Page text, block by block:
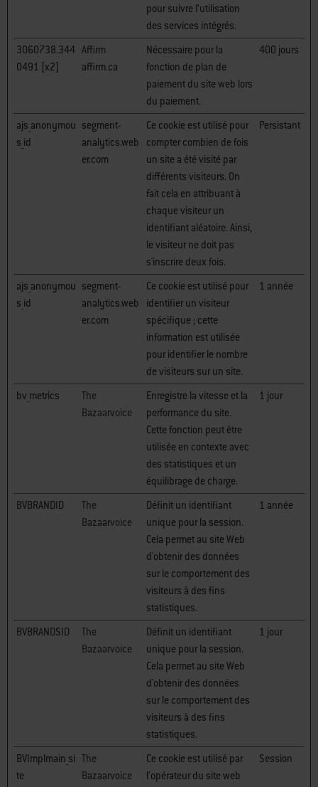
pour suivre l’utilisation
des services intégrés.
3060738.344
0491 [x2]
Affirm
affirm.ca
Nécessaire pour la
fonction de plan de
paiement du site web lors
du paiement.
400 jours
ajs_anonymou
s_id
segment-
analytics.web
er.com
Ce cookie est utilisé pour
compter combien de fois
un site a été visité par
différents visiteurs. On
fait cela en attribuant à
chaque visiteur un
identifiant aléatoire. Ainsi,
le visiteur ne doit pas
s'inscrire deux fois.
Persistant
ajs_anonymou
s_id
segment-
analytics.web
er.com
Ce cookie est utilisé pour
identifier un visiteur
spécifique ; cette
information est utilisée
pour identifier le nombre
de visiteurs sur un site.
1 année
bv_metrics
The
Bazaarvoice
Enregistre la vitesse et la
performance du site.
Cette fonction peut être
utilisée en contexte avec
des statistiques et un
équilibrage de charge.
1 jour
BVBRANDID
The
Bazaarvoice
Définit un identifiant
unique pour la session.
Cela permet au site Web
d'obtenir des données
sur le comportement des
visiteurs à des fins
statistiques.
1 année
BVBRANDSID
The
Bazaarvoice
Définit un identifiant
unique pour la session.
Cela permet au site Web
d'obtenir des données
sur le comportement des
visiteurs à des fins
statistiques.
1 jour
BVImplmain_si
te
The
Bazaarvoice
Ce cookie est utilisé par
l’opérateur du site web
Session